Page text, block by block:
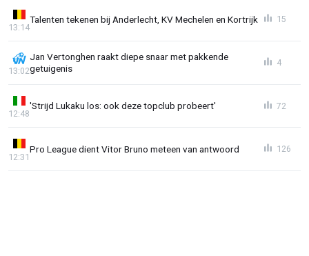
Talenten tekenen bij Anderlecht, KV Mechelen en Kortrijk
13:14
15
Jan Vertonghen raakt diepe snaar met pakkende
getuigenis
13:02
4
'Strijd Lukaku los: ook deze topclub probeert'
12:48
72
Pro League dient Vitor Bruno meteen van antwoord
12:31
126